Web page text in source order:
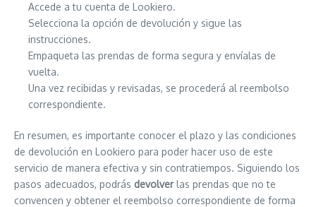
Accede a tu cuenta de Lookiero.
Selecciona la opción de devolución y sigue las
instrucciones.
Empaqueta las prendas de forma segura y envíalas de
vuelta.
Una vez recibidas y revisadas, se procederá al reembolso
correspondiente.
En resumen, es importante conocer el plazo y las condiciones
de devolución en Lookiero para poder hacer uso de este
servicio de manera efectiva y sin contratiempos. Siguiendo los
pasos adecuados, podrás devolverlas prendas que no te
convencen y obtener el reembolso correspondiente de forma